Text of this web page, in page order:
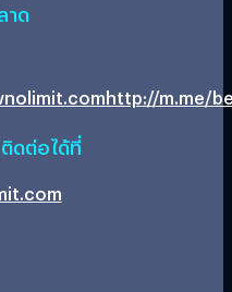
าด
http://m.me/
ดต่อได้ที่